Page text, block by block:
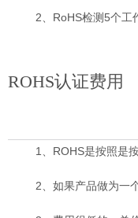
2、RoHS检测5个工
ROHS认证费用
1、ROHS是按照是
2、如果产品做为一